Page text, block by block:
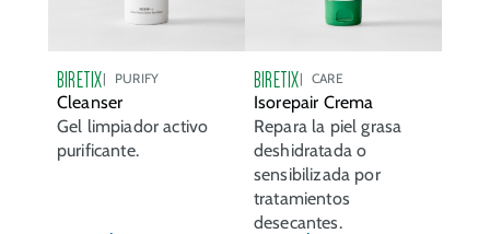
BIRETIX PURIFY
Cleanser
Gel limpiador activo
purificante.
BIRETIX CARE
Isorepair Crema
Repara la piel grasa
deshidratada o
sensibilizada por
tratamientos
desecantes.